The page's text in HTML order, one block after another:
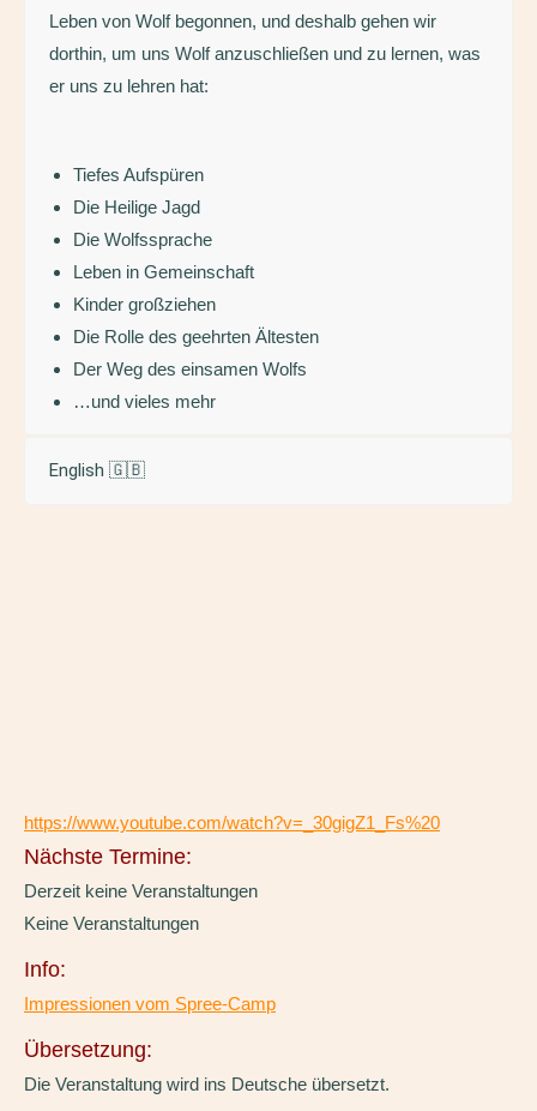
Leben von Wolf begonnen, und deshalb gehen wir
dorthin, um uns Wolf anzuschließen und zu lernen, was
er uns zu lehren hat:
Tiefes Aufspüren
Die Heilige Jagd
Die Wolfssprache
Leben in Gemeinschaft
Kinder großziehen
Die Rolle des geehrten Ältesten
Der Weg des einsamen Wolfs
…und vieles mehr
English 🇬🇧
https://www.youtube.com/watch?v=_30gigZ1_Fs%20
Nächste Termine:
Derzeit keine Veranstaltungen
Keine Veranstaltungen
Info:
Impressionen vom Spree-Camp
Übersetzung:
Die Veranstaltung wird ins Deutsche übersetzt.